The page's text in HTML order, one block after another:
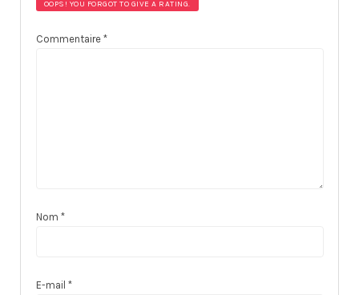
OOPS! YOU FORGOT TO GIVE A RATING.
Commentaire *
Nom *
E-mail *